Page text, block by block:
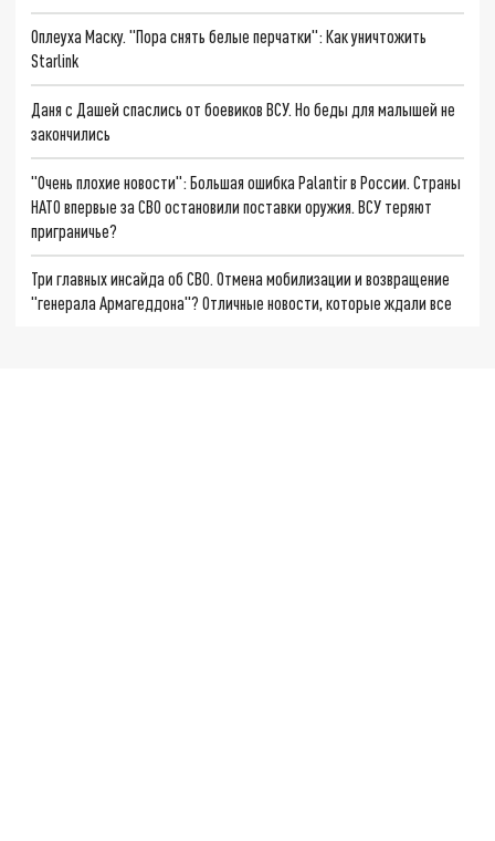
Оплеуха Маску. "Пора снять белые перчатки": Как уничтожить
Starlink
Даня с Дашей спаслись от боевиков ВСУ. Но беды для малышей не
закончились
"Очень плохие новости": Большая ошибка Palantir в России. Страны
НАТО впервые за СВО остановили поставки оружия. ВСУ теряют
приграничье?
Три главных инсайда об СВО. Отмена мобилизации и возвращение
"генерала Армагеддона"? Отличные новости, которые ждали все